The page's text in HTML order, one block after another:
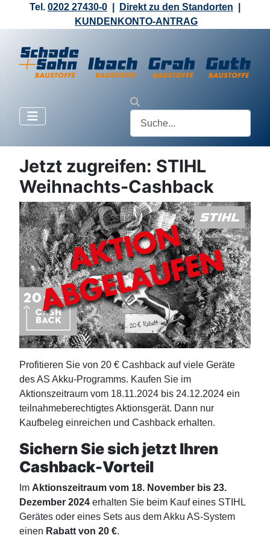
Tel. 0202 27430-0 Direkt zu den Standorten
KUNDENKONTO-ANTRAG
Jetzt zugreifen: STIHL
Weihnachts-Cashback
Profitieren Sie von 20 € Cashback auf viele Geräte
des AS Akku-Programms. Kaufen Sie im
Aktionszeitraum vom 18.11.2024 bis 24.12.2024 ein
teilnahmeberechtigtes Aktionsgerät. Dann nur
Kaufbeleg einreichen und Cashback erhalten.
Sichern Sie sich jetzt Ihren
Cashback-Vorteil
Im Aktionszeitraum vom 18. November bis 23.
Dezember 2024 erhalten Sie beim Kauf eines STIHL
Gerätes oder eines Sets aus dem Akku AS-System
einen Rabatt von 20 €.